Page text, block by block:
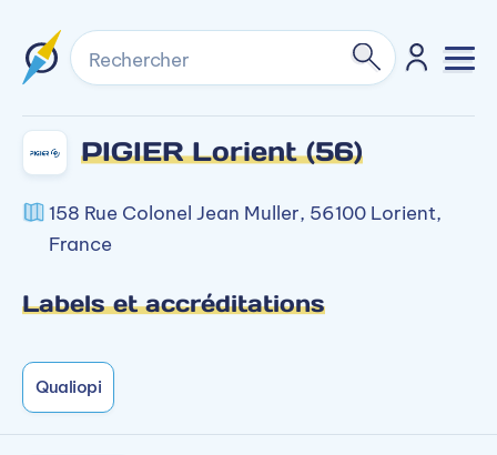
Rechercher
PIGIER Lorient (56)
158 Rue Colonel Jean Muller, 56100 Lorient,
France
Labels et accréditations
Qualiopi